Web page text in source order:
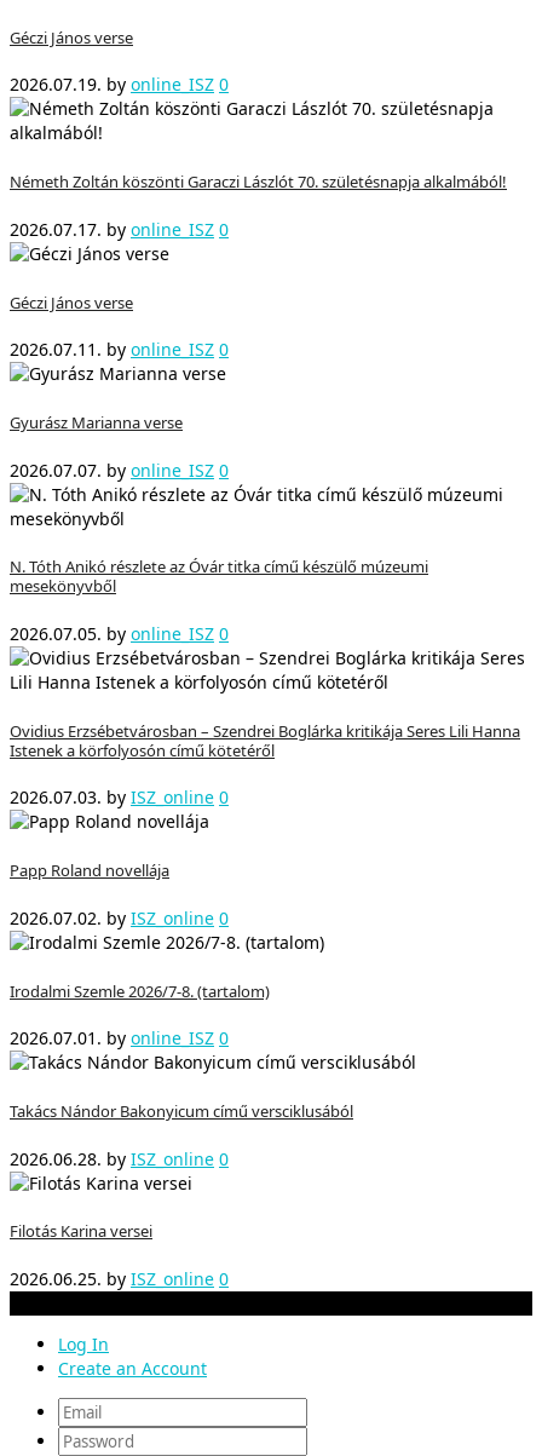
Géczi János verse
2026.07.19. by online_ISZ 0
Németh Zoltán köszönti Garaczi Lászlót 70. születésnapja alkalmából!
2026.07.17. by online_ISZ 0
Géczi János verse
2026.07.11. by online_ISZ 0
Gyurász Marianna verse
2026.07.07. by online_ISZ 0
N. Tóth Anikó részlete az Óvár titka című készülő múzeumi
mesekönyvből
2026.07.05. by online_ISZ 0
Ovidius Erzsébetvárosban – Szendrei Boglárka kritikája Seres Lili Hanna
Istenek a körfolyosón című kötetéről
2026.07.03. by ISZ_online 0
Papp Roland novellája
2026.07.02. by ISZ_online 0
Irodalmi Szemle 2026/7-8. (tartalom)
2026.07.01. by online_ISZ 0
Takács Nándor Bakonyicum című versciklusából
2026.06.28. by ISZ_online 0
Filotás Karina versei
2026.06.25. by ISZ_online 0
Log In
Create an Account